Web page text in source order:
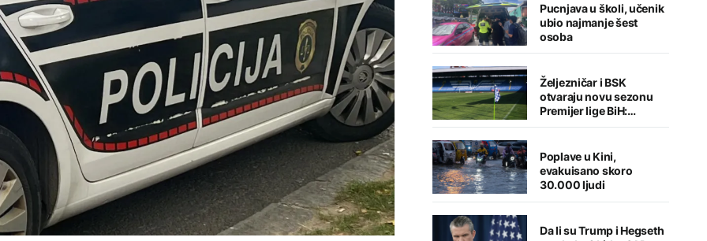
Pucnjava u školi, učenik
ubio najmanje šest
osoba
Željezničar i BSK
otvaraju novu sezonu
Premijer lige BiH:
Sarajlije u problemima,
Poplave u Kini,
evakuisano skoro
30.000 ljudi
Da li su Trump i Hegseth